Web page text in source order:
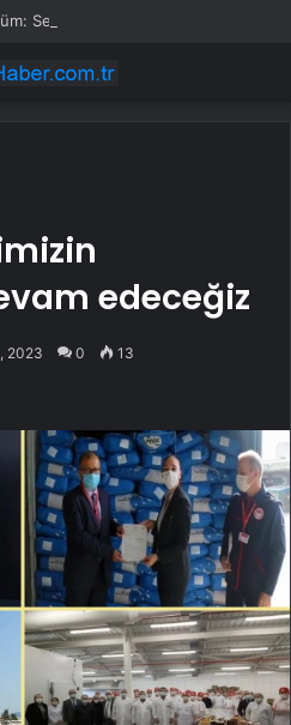
edeceğiz
2023 0 13